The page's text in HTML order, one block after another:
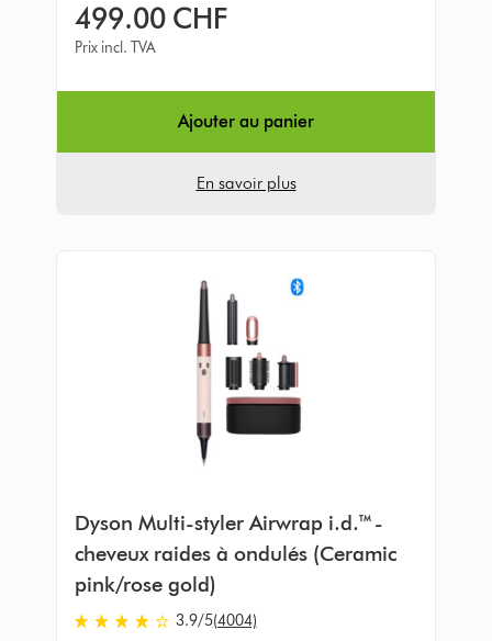
499.00 CHF
Prix incl. TVA
Ajouter au panier
En savoir plus
Dyson Multi-styler Airwrap i.d.™ -
cheveux raides à ondulés (Ceramic
pink/rose gold)
3.9
3.9/5(4004)